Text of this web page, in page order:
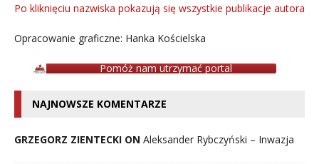
Po kliknięciu nazwiska pokazują się wszystkie publikacje autora
Opracowanie graficzne: Hanka Kościelska
Pomóż nam utrzymać portal
NAJNOWSZE KOMENTARZE
GRZEGORZ ZIENTECKI ON Aleksander Rybczyński – Inwazja